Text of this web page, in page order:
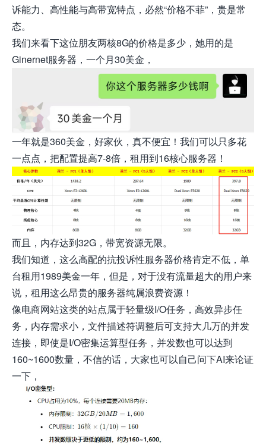
诉能力、高性能与高带宽特点，必然“价格不菲”，贵是常
态。
我们来看下这位朋友两核8G的价格是多少，她用的是
Ginernet服务器，一个月30美金，
一年就是360美金，好家伙，真不便宜！我们可以只多花
一点点，把配置提高7-8倍，租用到16核心服务器！
而且，内存达到32G，带宽资源无限。
我们知道，这么高配的抗投诉性服务器价格肯定不低，单
台租用1989美金一年，但是，对于没有流量超大的用户来
说，租用这么昂贵的服务器纯属浪费资源！
像电商网站这类的站点属于轻量级I/O任务，高效异步任
务，内存需求小，文件描述符调整后可支持大几万的并发
连接，即使是I/O密集运算型任务，并发数也可以达到
160~1600数量，不信的话，大家也可以自己问下AI来论证
一下，